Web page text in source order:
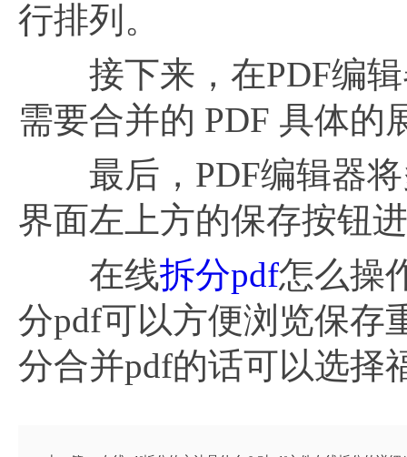
行排列。
接下来，在PDF编辑
需要合并的 PDF 具体的
最后，PDF编辑器将
界面左上方的保存按钮
在线拆分pdf怎么操
分pdf可以方便浏览保存
分合并pdf的话可以选择